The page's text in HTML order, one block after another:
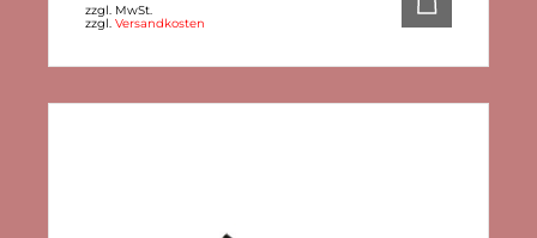
zzgl. MwSt.
zzgl. Versandkosten